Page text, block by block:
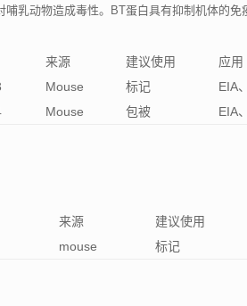
乳动物造成毒性。BT蛋白具有抑制机体的
来源 建议使用
应用
Mouse 标记
EIA
Mouse 包被 EIA
来源 建议使用
mouse 标记